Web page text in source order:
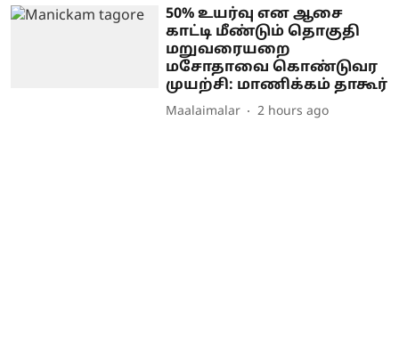
50% உயர்வு என ஆசை
காட்டி மீண்டும் தொகுதி
மறுவரையறை
மசோதாவை கொண்டுவர
முயற்சி: மாணிக்கம் தாகூர்
Maalaimalar 2 hours ago